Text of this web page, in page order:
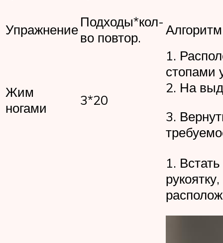
УпражнениеПодходы*кол-
во повтор.
Жим
ногами
3*20
1.
стопами
2. На
3.
1.